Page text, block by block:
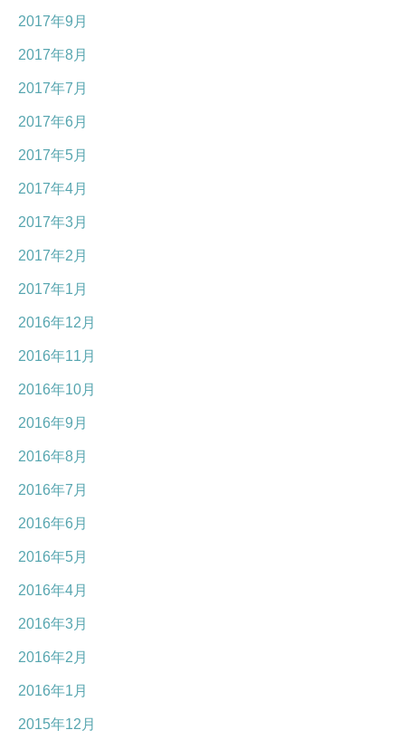
2017年9月
2017年8月
2017年7月
2017年6月
2017年5月
2017年4月
2017年3月
2017年2月
2017年1月
2016年12月
2016年11月
2016年10月
2016年9月
2016年8月
2016年7月
2016年6月
2016年5月
2016年4月
2016年3月
2016年2月
2016年1月
2015年12月